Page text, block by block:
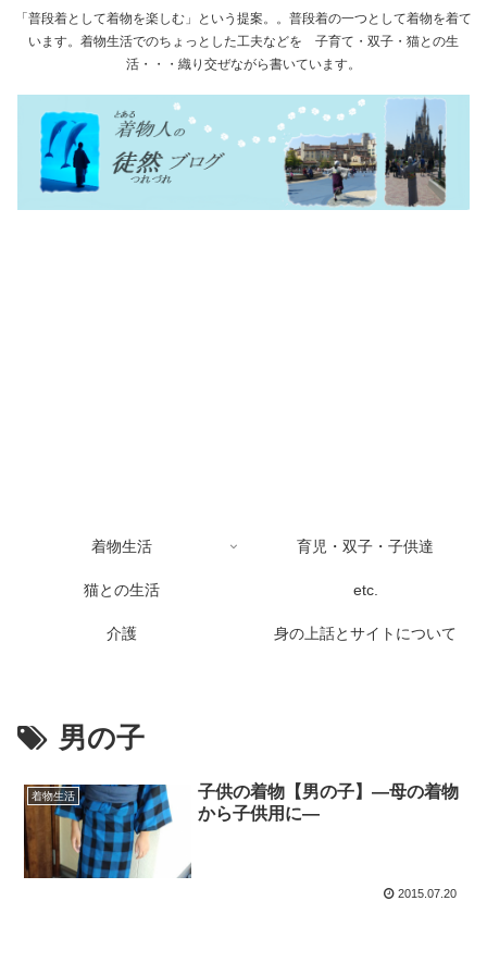
「普段着として着物を楽しむ」という提案。。普段着の一つとして着物を着て
います。着物生活でのちょっとした工夫などを 子育て・双子・猫との生
活・・・織り交ぜながら書いています。
着物生活 育児・双子・子供達
猫との生活 etc.
介護 身の上話とサイトについて
男の子
着物生活
子供の着物【男の子】―母の着物
から子供用に―
2015.07.20